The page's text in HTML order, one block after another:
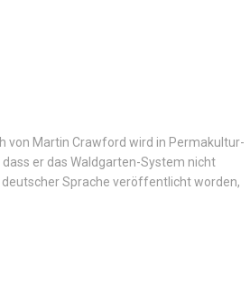
von Martin Crawford wird in Permakultur-
er das Waldgarten-System nicht
Sprache veröffentlicht worden,